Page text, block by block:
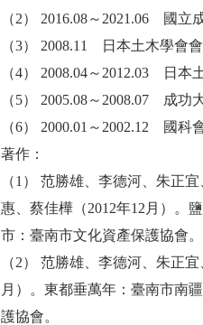
（2） 2016.08～2021.06 國
（3） 2008.11 日本土木學會
（4） 2008.04～2012.03 日
（5） 2005.08～2008.07 成
（6） 2000.01～2002.12 國
著作：
（1） 范勝雄、李德河、朱正
惠、蔡佳樺（2012年12月）。
市：臺南市文化資產保護協會。
（2） 范勝雄、李德河、朱正
月）。東都垂萬年：臺南市南
護協會。